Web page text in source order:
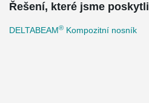
Řešení, které jsme poskytli
DELTABEAM® Kompozitní nosník